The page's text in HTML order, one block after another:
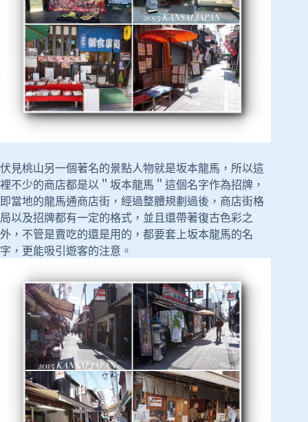
伏見桃山另一個著名的景點人物就是坂本龍馬，所以這
裡不少的商店都是以＂坂本龍馬＂這個名字作為招牌，
即當地的龍馬通商店街，經過整體規劃過後，商店街格
局以及招牌都有一定的格式，並且還帶著復古色彩之
外，不管是賣吃的還是用的，都要套上坂本龍馬的名
字，更能吸引遊客的注意。